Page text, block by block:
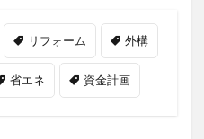
リフォーム 外構
省エネ 資金計画